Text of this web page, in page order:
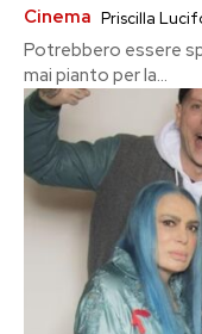
Cinema Priscilla
Potrebbero essere
mai pianto per la...